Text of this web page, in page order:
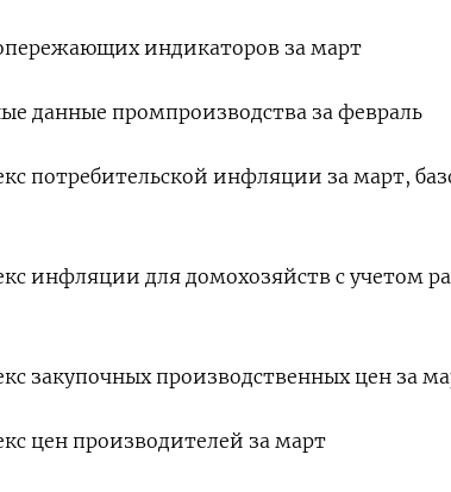
индикаторов за март
данные промпроизводства за февраль
потребительской инфляции за март,
инфляции для домохозяйств с учетом
закупочных производственных цен за
цен производителей за март